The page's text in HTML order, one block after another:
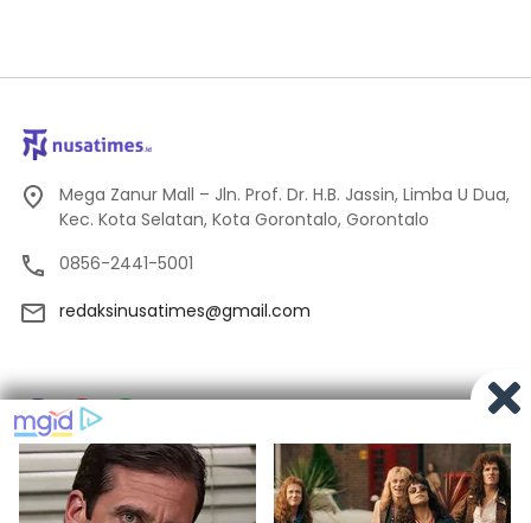
Mega Zanur Mall – Jln. Prof. Dr. H.B. Jassin, Limba U Dua,
Kec. Kota Selatan, Kota Gorontalo, Gorontalo
0856-2441-5001
redaksinusatimes@gmail.com
Tentang Kami Redaksi
Pedoman Media Siber